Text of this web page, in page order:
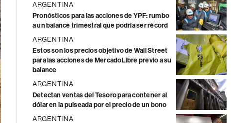
ARGENTINA
Pronósticos para las acciones de YPF: rumbo
a un balance trimestral que podría ser récord
ARGENTINA
Estos son los precios objetivo de Wall Street
para las acciones de MercadoLibre previo a su
balance
ARGENTINA
Detectan ventas del Tesoro para contener al
dólar en la pulseada por el precio de un bono
ARGENTINA